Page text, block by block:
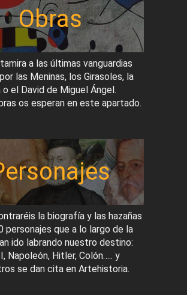
Obras
a las últimas vanguardias
las Meninas, los Girasoles, la
o el David de Miguel Ángel.
os esperan en este apartado.
la biografía y las hazañas
personajes que a lo largo de la
ido labrando nuestro destino:
Napoleón, Hitler, Colón….. y
se dan cita en Artehistoria.